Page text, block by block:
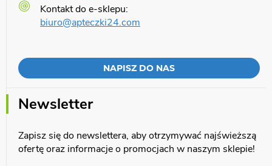
Kontakt do e-sklepu:
biuro@apteczki24.com
NAPISZ DO NAS
Newsletter
Zapisz się do newslettera, aby otrzymywać najświeższą
ofertę oraz informacje o promocjach w naszym sklepie!